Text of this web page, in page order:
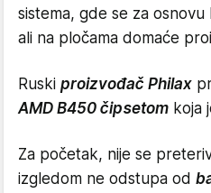
sistema, gde se za
ali na pločama domaće
Ruski proizvođač Philax
AMD B450 čipsetom koja
Za početak, nije se
izgledom ne odstupa od